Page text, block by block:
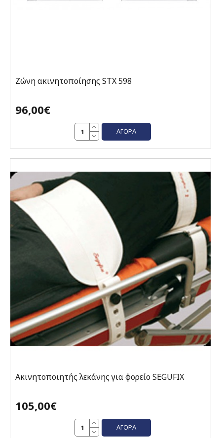
Ζώνη ακινητοποίησης STX 598
96,00€
ΑΓΟΡΆ
Ακινητοποιητής λεκάνης για φορείο SEGUFIX
105,00€
ΑΓΟΡΆ